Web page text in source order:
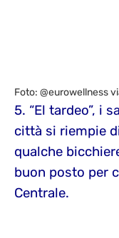
Foto: @eurowellness
5. “El tardeo”, i
città si riempie
qualche
buon posto per
Centrale.